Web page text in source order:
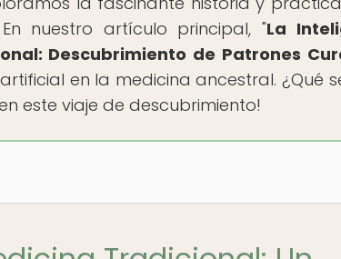
nuestro artículo principal, "La
Descubrimiento de Patrones
en la medicina ancestral. ¿Qué
este viaje de descubrimiento!